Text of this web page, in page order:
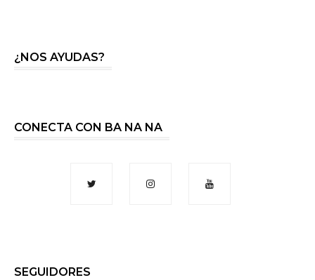
¿NOS AYUDAS?
CONECTA CON BA NA NA
SEGUIDORES